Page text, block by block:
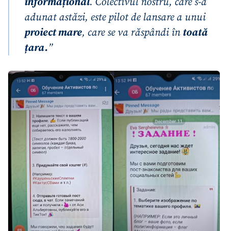
adunat astăzi, este pilot de lansare a unui
proiect mare, care se va răspândi întoată
țara.”